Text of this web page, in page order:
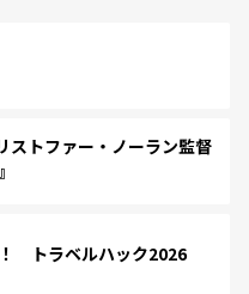
トファー・ノーラン監督
トラベルハック2026